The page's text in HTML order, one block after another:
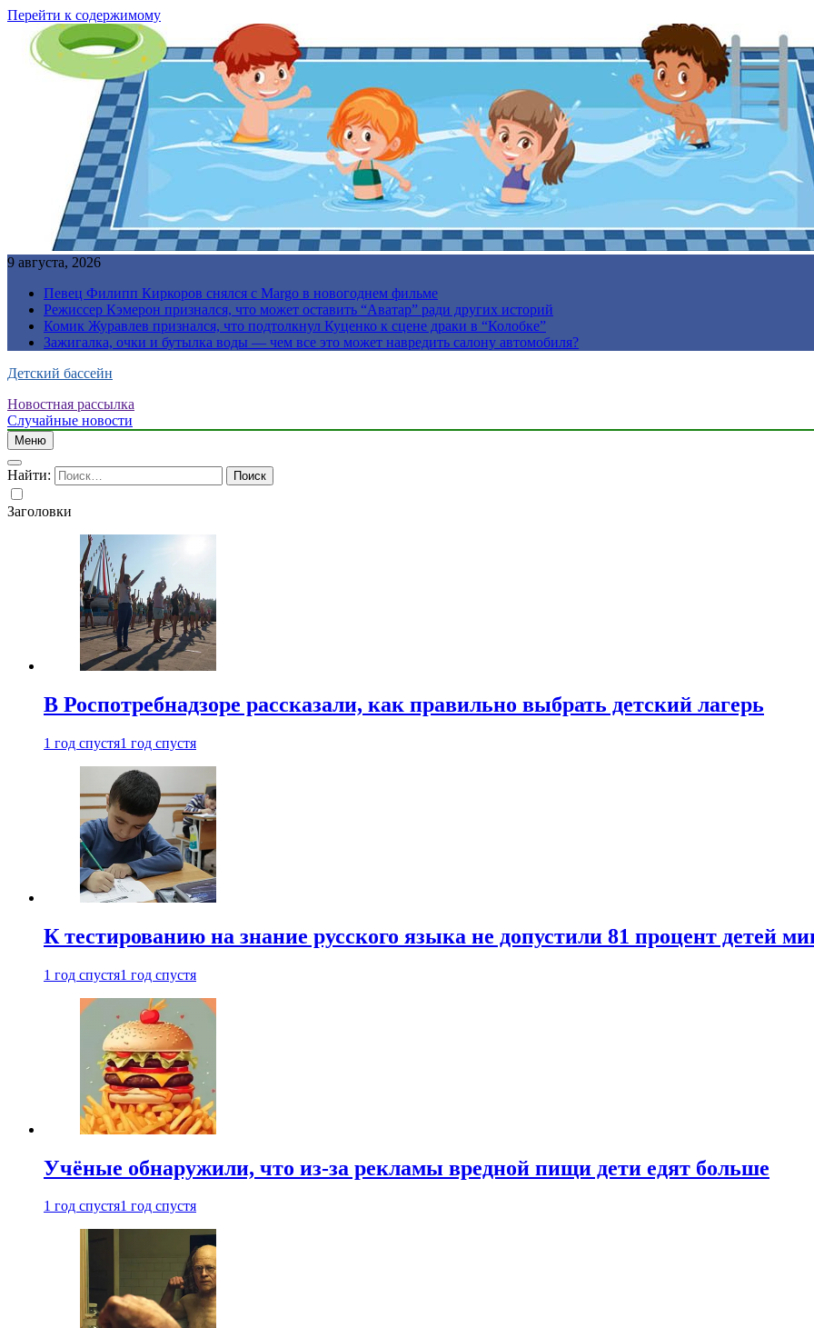
Перейти к содержимому
9 августа, 2026
Певец Филипп Киркоров снялся с Margo в новогоднем фильме
Режиссер Кэмерон признался, что может оставить “Аватар” ради других историй
Комик Журавлев признался, что подтолкнул Куценко к сцене драки в “Колобке”
Зажигалка, очки и бутылка воды — чем все это может навредить салону автомобиля?
Детский бассейн
Новостная рассылка
Случайные новости
Меню
Найти:
Заголовки
В Роспотребнадзоре рассказали, как правильно выбрать детский лагерь
1 год спустя1 год спустя
К тестированию на знание русского языка не допустили 81 процент детей
1 год спустя1 год спустя
Учёные обнаружили, что из-за рекламы вредной пищи дети едят больше
1 год спустя1 год спустя